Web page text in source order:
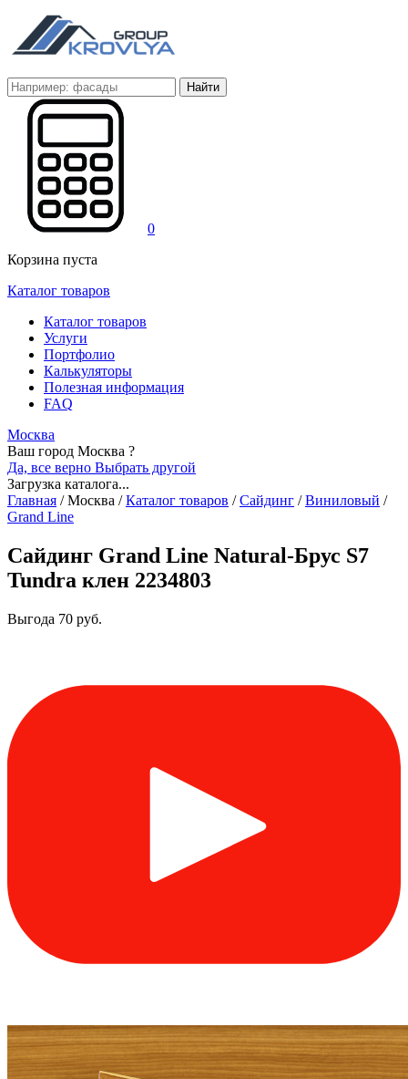
Найти
0
Корзина пуста
Каталог товаров
Каталог товаров
Услуги
Портфолио
Калькуляторы
Полезная информация
FAQ
Москва
Ваш город Москва ?
Да, все верно Выбрать другой
Загрузка каталога...
Главная /Москва / Каталог товаров / Сайдинг / Виниловый /
Grand Line
Сайдинг Grand Line Natural-Брус S7
Tundra клен 2234803
Выгода 70 руб.